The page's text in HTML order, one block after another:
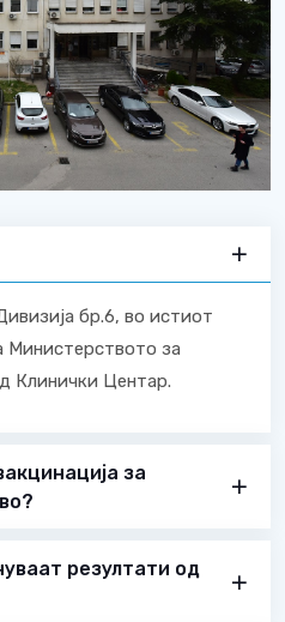
бр.6, во истиот
Министерството за
Клинички Центар.
за
резултати од